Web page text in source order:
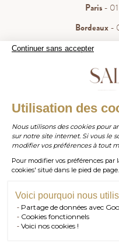
Continuer sans accepter
Utilisation des
Nous utilisons des cookies pour
sur notre site internet. Si vous le
modifier vos préférences à tout
Pour modifier vos préférences par
cookies' situé dans le pied de page.
Voici pourquoi nous
Partage de données avec
Cookies fonctionnels
Voici nos cookies !
WHATSAPP
E-MAIL
TÉL PARIS
RDV SHOWROOM
Paris- 01
Bordeaux-
WhatsApp
© Salmon Paris